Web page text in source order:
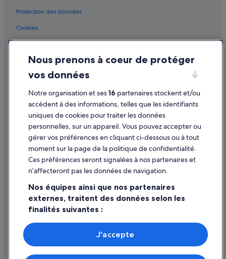
Gare de Cassis : hôtels à proximité
La Penne-sur-Huveaune : Cabanes dans les arbres
La Penne-sur-Huveaune : Maison d’hôtes
La Penne-sur-Huveaune : Maisons de ville
Musée de la Légion étrangère : hôtels à proximité
Roquefort-La-Bédoule : Agrotourisme
Roquefort-La-Bédoule : Appart’hôtels
Roquefort-La-Bédoule : Auberges
Roquefort-La-Bédoule : Cabanes dans les arbres
Roquefort-La-Bédoule : Châteaux
Roquefort-La-Bédoule : Maison d’hôtes
Protection des données
Cookies
Conditions générales d'utilisation
Mentions légales / Nous contacter
Directives de contenu et signalement de contenus
Assistance
Annuler votre vol
Annuler une réservation d'hôtel ou de location de vacances
Délais de remboursement
Documents de voyage internationaux
Parmi les moyens de paiement acceptés sur expedia.fr figurent :
American Express, Diner’s Club International, Mastercard, Visa, Visa
Nous prenons à coeur de protéger
vos données
Notre organisation et ses16 partenaires stockent et/ou
accèdent à des informations, telles que les identifiants
uniques de cookies pour traiter les données
personnelles, sur un appareil. Vous pouvez accepter ou
gérer vos préférences en cliquant ci-dessous ou à tout
moment sur la page de la politique de confidentialité.
Ces préférences seront signalées à nos partenaires et
n’affecteront pas les données de navigation.
Nos équipes ainsi que nos partenaires
externes, traitent des données selon les
finalités suivantes :
Utiliser des données de géolocalisation précises. Analyser
activement les caractéristiques de l’appareil pour
l’identification. Stocker et/ou accéder à des informations
J'accepte